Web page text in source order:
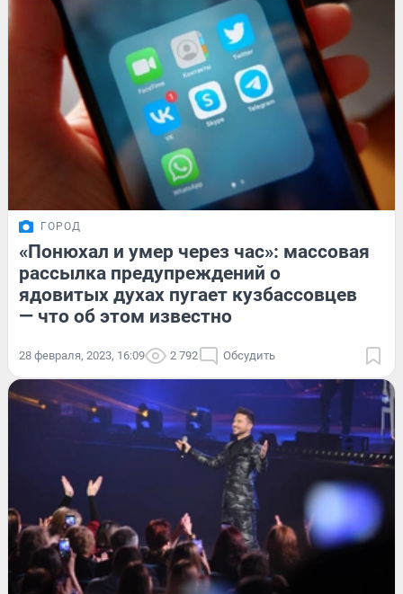
ГОРОД
«Понюхал и умер через час»: массовая
рассылка предупреждений о
ядовитых духах пугает кузбассовцев
— что об этом известно
28 февраля, 2023, 16:09 2 792 Обсудить